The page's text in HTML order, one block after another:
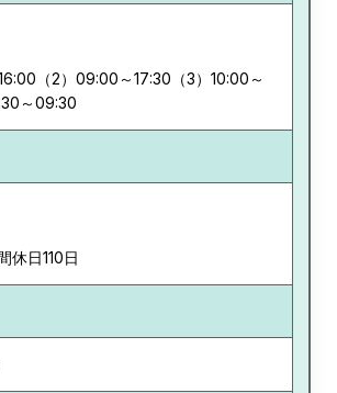
（2）09:00～17:30（3）10:00～
～09:30
日110日